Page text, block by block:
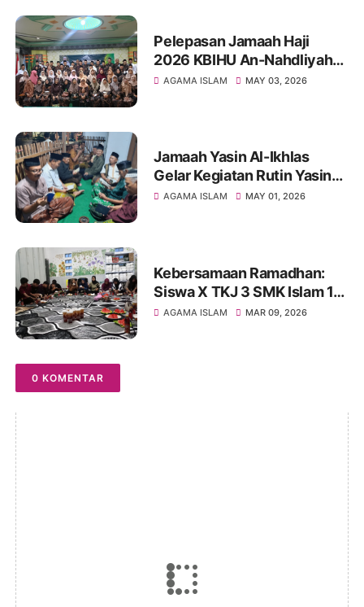
Pelepasan Jamaah Haji
2026 KBIHU An-Nahdliyah
Kota Blitar Berlangsung
AGAMA ISLAM MAY 03, 2026
Jamaah Yasin Al-Ikhlas
Gelar Kegiatan Rutin Yasin
dan Tahlil di Jl. Seruni
AGAMA ISLAM MAY 01, 2026
Kebersamaan Ramadhan:
Siswa X TKJ 3 SMK Islam 1
Blitar Gelar Buka Puasa
AGAMA ISLAM MAR 09, 2026
0 KOMENTAR